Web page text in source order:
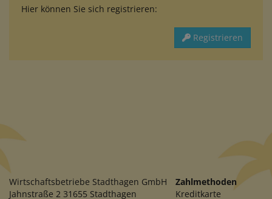
Hier können Sie sich registrieren:
Registrieren
Wirtschaftsbetriebe Stadthagen GmbH
Jahnstraße 2 31655 Stadthagen
Zahlmethoden
Kreditkarte